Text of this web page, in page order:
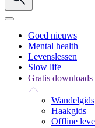
Goed nieuws
Mental health
Levenslessen
Slow life
Gratis downloads
Wandelgids
Haakgids
Offline